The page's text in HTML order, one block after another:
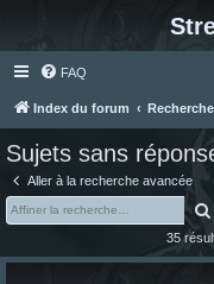
FAQ
Index du forum
Sujets sans
Aller à la recherche avancée
35